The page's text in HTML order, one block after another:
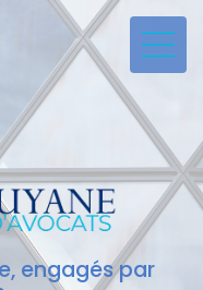
engagés par